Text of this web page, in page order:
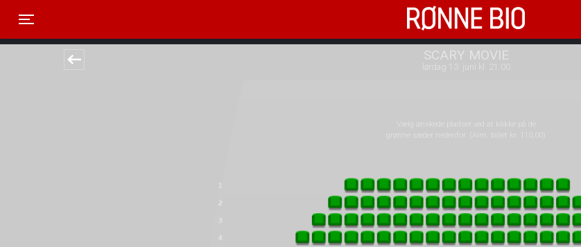
Rønne Bio
SCARY MOVIE
lørdag 13. juni kl. 21:00
Vælg ønskede pladser ved at klikke på de
grønne sæder nedenfor. (Alm. billet kr. 110,00)
front03-cc 020151